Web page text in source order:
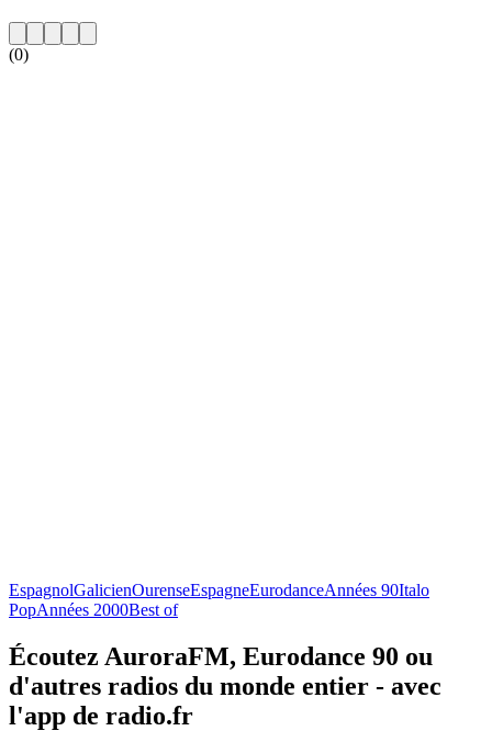
(0)
EspagnolGalicienOurenseEspagneEurodanceAnnées 90Italo
PopAnnées 2000Best of
Écoutez AuroraFM, Eurodance 90 ou
d'autres radios du monde entier - avec
l'app de radio.fr